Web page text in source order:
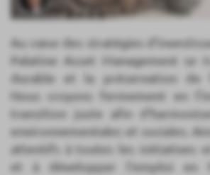
Au cœur des stratégies
Palatine Asset Management se
durable et la préservation de
Nous croyons fermement en
transition juste afin
environnementales et sociales.
attentifs à toutes les initiatives
et à développer l'emploi en